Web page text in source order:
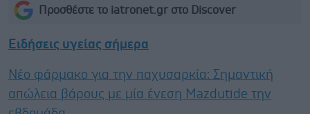
Προσθέστε το iatronet.gr στο Discover
Ειδήσεις υγείας σήμερα
Νέο φάρμακο για την παχυσαρκία: Σημαντική
απώλεια βάρους με μία ένεση Mazdutide την